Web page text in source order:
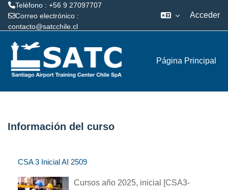
Teléfono : +56 9 27097707
Correo electrónico :
contacto@satcchile.cl
Acceder
Página Principal
Información del curso
CSA 3 Inicial AI 2509
Cursos año 2025, inicial [CSA3-